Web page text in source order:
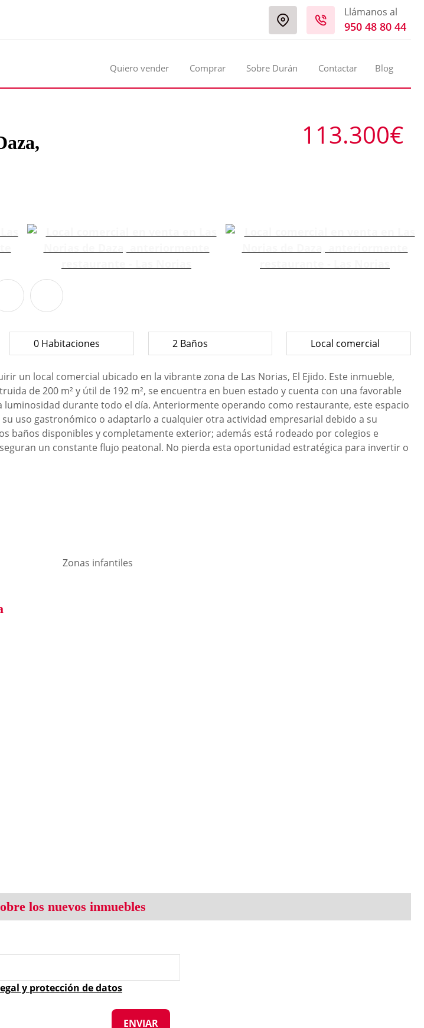
Llámanos al
950 48 80 44
Quiero vender Comprar Sobre Durán Contactar Blog
113.300€
0 Habitaciones 2 Baños Local comercial
un local comercial ubicado en la vibrante zona de Las Norias, El Ejido. Este inmueble,
de 200 m² y útil de 192 m², se encuentra en buen estado y cuenta con una favorable
luminosidad durante todo el día. Anteriormente operando como restaurante, este espacio
uso gastronómico o adaptarlo a cualquier otra actividad empresarial debido a su
baños disponibles y completamente exterior; además está rodeado por colegios e
un constante flujo peatonal. No pierda esta oportunidad estratégica para invertir o
Zonas infantiles
los nuevos inmuebles
y protección de datos